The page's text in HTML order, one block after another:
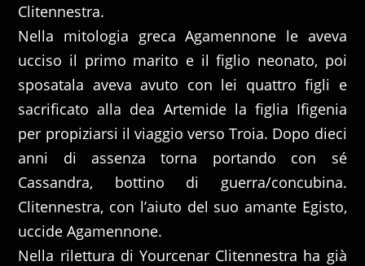
Clitennestra.
Nella mitologia greca Agamennone le aveva
ucciso il primo marito e il figlio neonato, poi
sposatala aveva avuto con lei quattro figli e
sacrificato alla dea Artemide la figlia Ifigenia
per propiziarsi il viaggio verso Troia. Dopo dieci
anni di assenza torna portando con sé
Cassandra, bottino di guerra/concubina.
Clitennestra, con l’aiuto del suo amante Egisto,
uccide Agamennone.
Nella rilettura di Yourcenar Clitennestra ha già